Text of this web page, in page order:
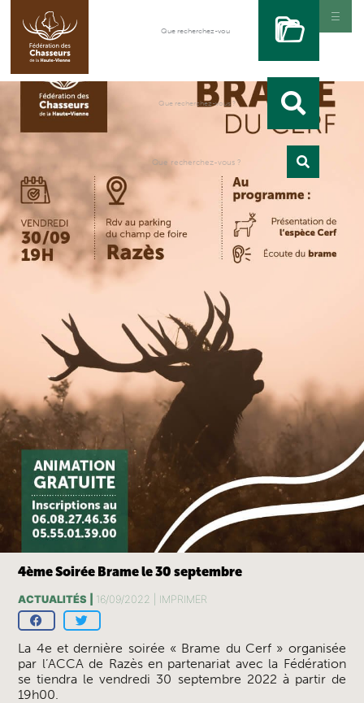
4ème Soirée Brame le 30 septembre
ACTUALITÉS | 16/09/2022 | IMPRIMER
La 4e et dernière soirée « Brame du Cerf » organisée
par l’ACCA de Razès en partenariat avec la Fédération
se tiendra le vendredi 30 septembre 2022 à partir de
19h00.